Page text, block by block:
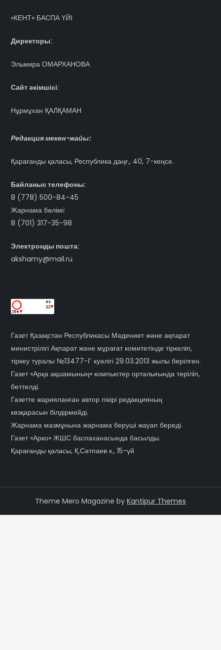
«КЕНТ» БАСПА ҮЙІ
Директоры:
Эльмира ОМАРХАНОВА
Сайт әкімшісі:
Нұрмұхан ҚАЛҚАМАН
Редакция мекен-жайы:
Қарағанды қаласы, Республика даңғ., 40, 7-кеңсе.
Байланыс телефоны:
8 (778) 500-84-45
Жарнама бөлімі:
8 (701) 317-35-98
Электронды пошта:
akshamy@mail.ru
Газет Қазақстан Республикасы Мәдениет және ақпарат
министрілігі Ақпарат және мұрағат комитетінде тіркеліп,
тіркеу туралы №13477-Г куәлігі 29.03.2013 жылы берілген.
Газет «Арқа ақшамының» компьютер орталығында терiлiп,
беттелді.
Газетте жарияланған автор пікірі редакцияның
көзқарасын білдірмейді.
Жарнама мазмұнына жарнама беруші жауап береді.
Газет «Арко» ЖШС баспаханасында басылды.
Қарағанды қаласы, Қ.Сәтпаев к., 15-үй
Theme Mero Magazine by Kantipur Themes